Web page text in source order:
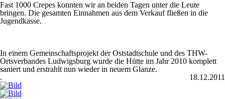
Fast 1000 Crepes konnten wir an beiden Tagen unter die Leute
bringen. Die gesamten Einnahmen aus dem Verkauf fließen in die
Jugendkasse.
In einem Gemeinschaftsprojekt der Oststadtschule und des THW-
Ortsverbandes Ludwigsburg wurde die Hütte im Jahr 2010 komplett
saniert und erstrahlt nun wieder in neuem Glanze.
.
18.12.2011